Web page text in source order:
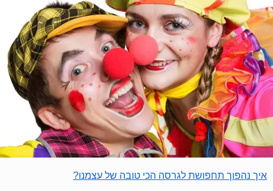
איך נהפוך תחפושת לגרסה הכי טובה של עצמנו?